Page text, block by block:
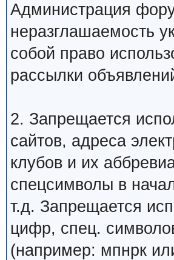
Администрация
неразглашаемость
собой право
рассылки
2. Запрещается
сайтов, адреса
клубов и их
спецсимволы в
т.д. Запрещается
цифр, спец.
(например: мпнрк